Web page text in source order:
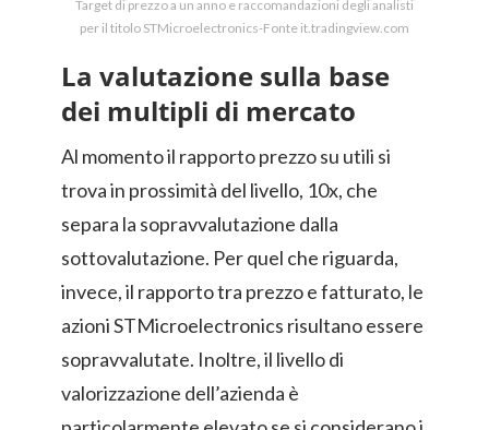
Target di prezzo a un anno e raccomandazioni degli analisti
per il titolo STMicroelectronics-Fonte it.tradingview.com
La valutazione sulla base
dei multipli di mercato
Al momento il rapporto prezzo su utili si
trova in prossimità del livello, 10x, che
separa la sopravvalutazione dalla
sottovalutazione. Per quel che riguarda,
invece, il rapporto tra prezzo e fatturato, le
azioni STMicroelectronics risultano essere
sopravvalutate. Inoltre, il livello di
valorizzazione dell’azienda è